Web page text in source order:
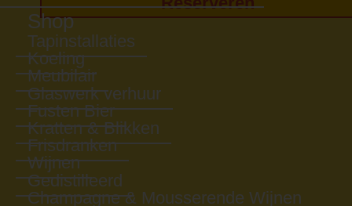
Shop
Tapinstallaties
Koeling
Meubilair
Glaswerk verhuur
Fusten Bier
Kratten & Blikken
Frisdranken
Wijnen
Gedistilleerd
Champagne & Mousserende Wijnen